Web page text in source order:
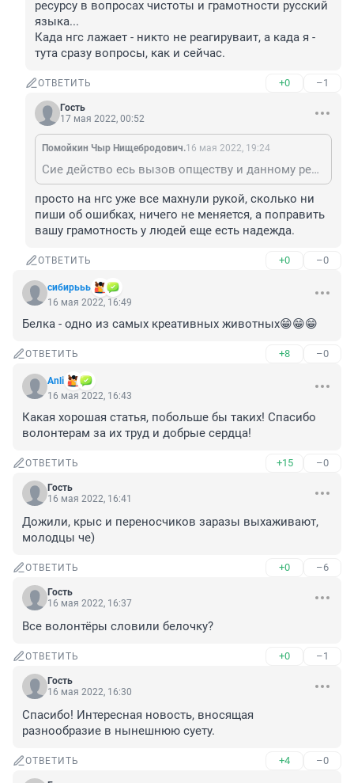
ресурсу в вопросах чистоты и грамотности русский
языка...
Када нгс лажает - никто не реагируваит, а када я -
тута сразу вопросы, как и сейчас.
ОТВЕТИТЬ +0 –1
Гость
17 мая 2022, 00:52
Помойкин Чыр Нищебродович.16 мая 2022, 19:24
Сие действо есь вызов опществу и данному ресурсу в вопросах чистоты и грамотности русский языка... Када нгс лажает - никто не реагируваит, а када я - тута сразу вопросы, как и сейчас.
просто на нгс уже все махнули рукой, сколько ни
пиши об ошибках, ничего не меняется, а поправить
вашу грамотность у людей еще есть надежда.
ОТВЕТИТЬ +0 –0
сибирььь
16 мая 2022, 16:49
Белка - одно из самых креативных животных😁😁😁
ОТВЕТИТЬ +8 –0
Anli
16 мая 2022, 16:43
Какая хорошая статья, побольше бы таких! Спасибо
волонтерам за их труд и добрые сердца!
ОТВЕТИТЬ +15 –0
Гость
16 мая 2022, 16:41
Дожили, крыс и переносчиков заразы выхаживают,
молодцы че)
ОТВЕТИТЬ +0 –6
Гость
16 мая 2022, 16:37
Все волонтёры словили белочку?
ОТВЕТИТЬ +0 –1
Гость
16 мая 2022, 16:30
Спасибо! Интересная новость, вносящая
разнообразие в нынешнюю суету.
ОТВЕТИТЬ +4 –0